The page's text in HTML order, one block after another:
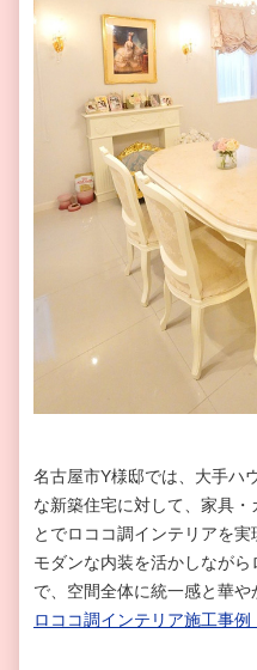
名古屋市Y様邸では、大手ハ
な新築住宅に対して、家具
とでロココ調インテリアを実
モダンな内装を活かしなが
で、空間全体に統一感と華や
ロココ調インテリア施工事